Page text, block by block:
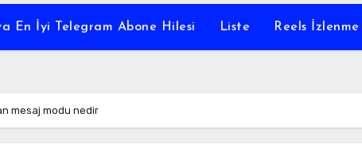
En İyi Telegram Abone Hilesi Liste Reels
mesaj modu nedir